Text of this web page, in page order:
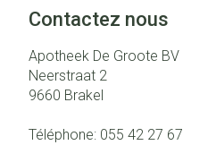
Contactez nous
Apotheek De Groote BV
Neerstraat 2
9660 Brakel
Téléphone: 055 42 27 67